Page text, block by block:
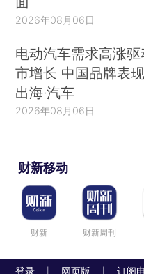
2026年08月06日
电动汽车需求高涨
市增长 中国品牌表现
出海·汽车
2026年08月06日
财新移动
财新 财新周刊
登录 网页版 订阅